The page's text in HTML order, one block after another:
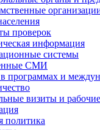
проверок
информация
системы
СМИ
программах и
визиты и
политика